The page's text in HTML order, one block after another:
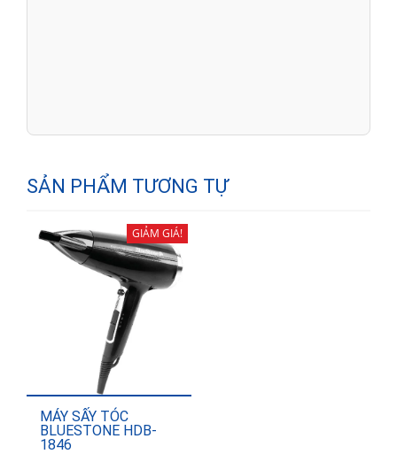
SẢN PHẨM TƯƠNG TỰ
GIẢM GIÁ!
MÁY SẤY TÓC
BLUESTONE HDB-
1846